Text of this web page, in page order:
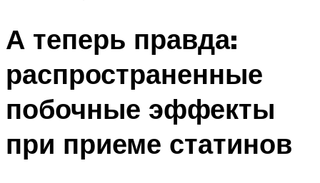
А теперь правда:
распространенные
побочные эффекты
при приеме статинов